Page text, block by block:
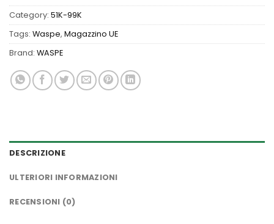
Category: 51K-99K
Tags: Waspe, Magazzino UE
Brand: WASPE
DESCRIZIONE
ULTERIORI INFORMAZIONI
RECENSIONI (0)